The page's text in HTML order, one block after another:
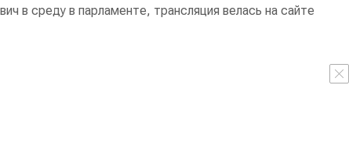
в среду в парламенте, трансляция велась на сайте